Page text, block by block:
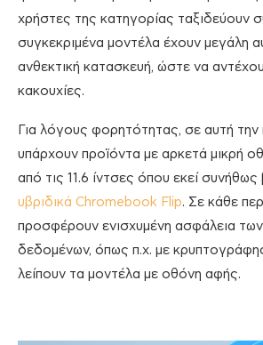
χρήστες της κατηγορίας ταξιδεύουν
συγκεκριμένα μοντέλα έχουν μεγάλη
ανθεκτική κατασκευή, ώστε να
κακουχίες.
Για λόγους φορητότητας, σε αυτή την
υπάρχουν προϊόντα με αρκετά μικρή
από τις 11.6 ίντσες όπου εκεί συνήθως
υβριδικά Chromebook Flip. Σε κάθε
προσφέρουν ενισχυμένη ασφάλεια
δεδομένων, όπως π.χ. με
λείπουν τα μοντέλα με οθόνη αφής.